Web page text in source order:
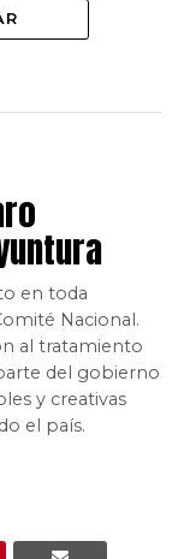
en toda
Nacional.
al tratamiento
del gobierno
y creativas
el país.